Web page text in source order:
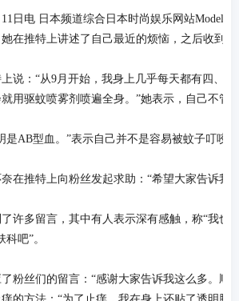
日电 日本频道综合日本时尚娱乐网站
在推特上讲述了自己最近的烦恼，之后收到
说：“从9月开始，我身上几乎每天都有四、
用驱蚊喷雾剂喷遍全身。”她表示，自己不管
是AB型血。”表示自己并不是容易被蚊子叮咬
在推特上向粉丝发起求助：“希望大家告诉我
许多留言，其中有人表示深有感触，称“我也
吧”。
粉丝们的留言：“感谢大家告诉我这么多。顺